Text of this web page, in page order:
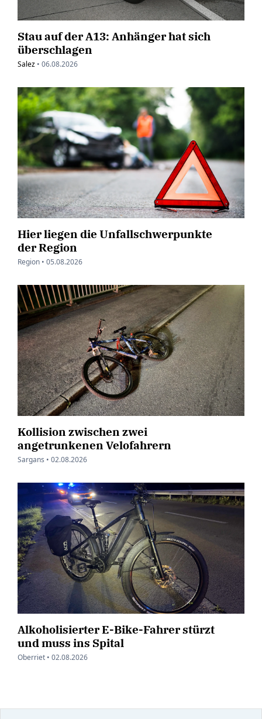
Stau auf der A13: Anhänger hat sich
überschlagen
Salez • 06.08.2026
Hier liegen die Unfallschwerpunkte
der Region
Region • 05.08.2026
Kollision zwischen zwei
angetrunkenen Velofahrern
Sargans • 02.08.2026
Alkoholisierter E-Bike-Fahrer stürzt
und muss ins Spital
Oberriet • 02.08.2026